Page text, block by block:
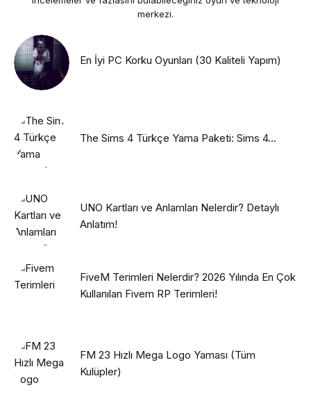
merkezi.
En İyi PC Korku Oyunları (30 Kaliteli Yapım)
The Sims 4 Türkçe Yama Paketi: Sims 4...
UNO Kartları ve Anlamları Nelerdir? Detaylı
Anlatım!
FiveM Terimleri Nelerdir? 2026 Yılında En Çok
Kullanılan Fivem RP Terimleri!
FM 23 Hızlı Mega Logo Yaması (Tüm
Kulüpler)